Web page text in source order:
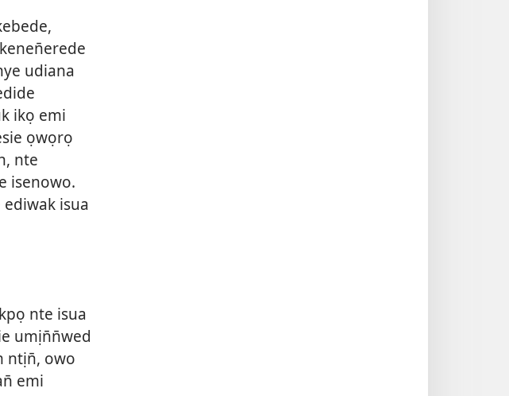
udiana
ikọ emi
ọwọrọ
nte
isenowo.
isua
nte isua
umịn̄n̄wed
ntịn̄, owo
emi